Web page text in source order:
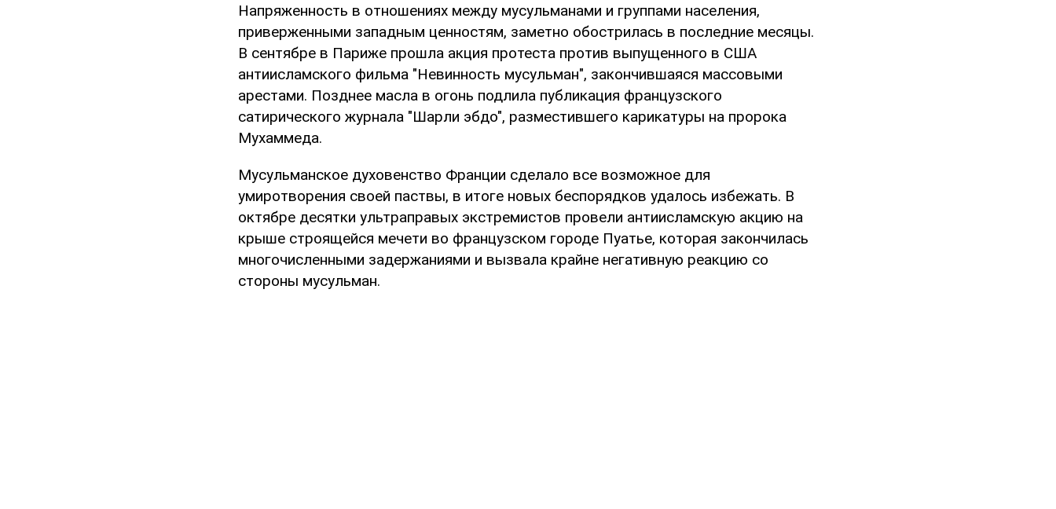
Напряженность в отношениях между мусульманами и группами населения,
приверженными западным ценностям, заметно обострилась в последние месяцы.
В сентябре в Париже прошла акция протеста против выпущенного в США
антиисламского фильма "Невинность мусульман", закончившаяся массовыми
арестами. Позднее масла в огонь подлила публикация французского
сатирического журнала "Шарли эбдо", разместившего карикатуры на пророка
Мухаммеда.
Мусульманское духовенство Франции сделало все возможное для
умиротворения своей паствы, в итоге новых беспорядков удалось избежать. В
октябре десятки ультраправых экстремистов провели антиисламскую акцию на
крыше строящейся мечети во французском городе Пуатье, которая закончилась
многочисленными задержаниями и вызвала крайне негативную реакцию со
стороны мусульман.